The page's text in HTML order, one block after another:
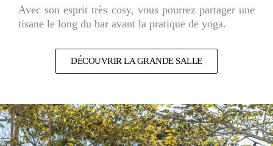
Avec son esprit très cosy, vous pourrez partager une
tisane le long du bar avant la pratique de yoga.
DÉCOUVRIR LA GRANDE SALLE